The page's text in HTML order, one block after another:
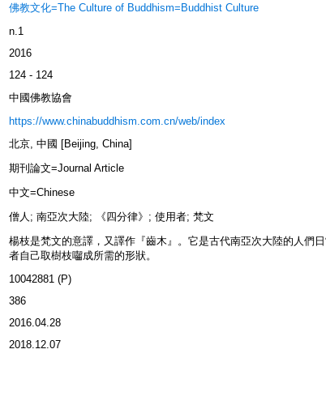
佛教文化=The Culture of Buddhism=Buddhist Culture
n.1
2016
124 - 124
中國佛教協會
https://www.chinabuddhism.com.cn/web/index
北京, 中國 [Beijing, China]
期刊論文=Journal Article
中文=Chinese
僧人; 南亞次大陸; 《四分律》; 使用者; 梵文
楊枝是梵文的意譯，又譯作『齒木』。它是古代南亞次大陸的人們
者自己取樹枝囓成所需的形狀。
10042881 (P)
386
2016.04.28
2018.12.07